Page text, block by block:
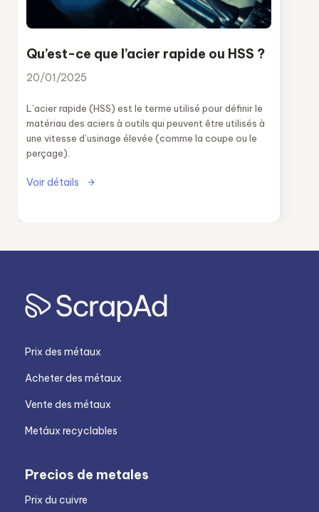
Qu’est-ce que l’acier rapide ou HSS ?
20/01/2025
L’acier rapide (HSS) est le terme utilisé pour définir le
matériau des aciers à outils qui peuvent être utilisés à
une vitesse d’usinage élevée (comme la coupe ou le
perçage).
Voir détails
Prix des métaux
Acheter des métaux
Vente des métaux
Metáux recyclables
Precios de metales
Prix du cuivre